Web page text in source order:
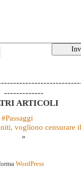
-------------
ARTICOLI
vogliono censurare
»
WordPress